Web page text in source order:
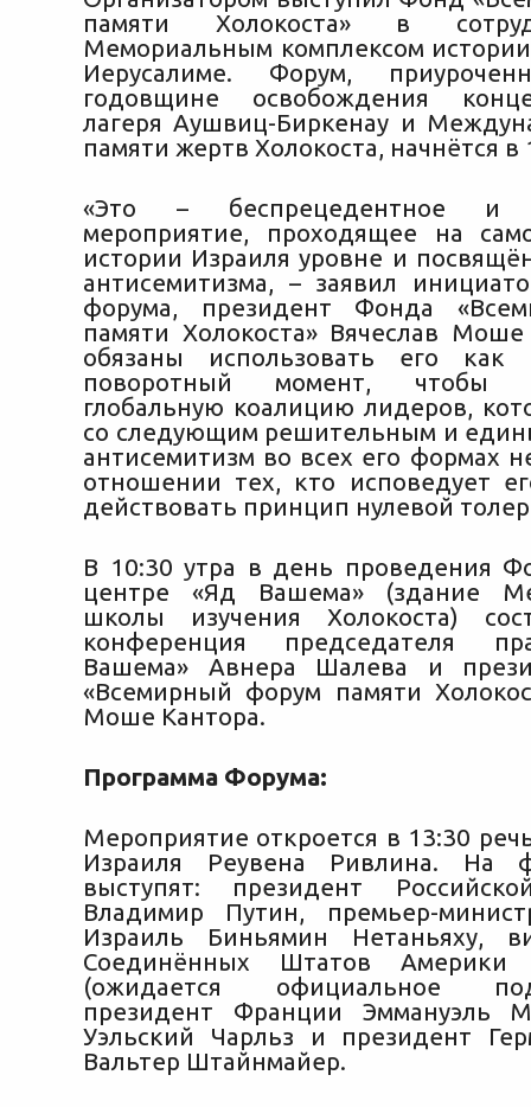
памяти Холокоста» в
Мемориальным комплексом
Иерусалиме. Форум,
годовщине освобождения
лагеря Аушвиц-Биркенау и
памяти жертв Холокоста, начнётся в
«Это – беспрецедентное и
мероприятие, проходящее на
истории Израиля уровне и
антисемитизма, – заявил
форума, президент Фонда
памяти Холокоста» Вячеслав
обязаны использовать его
поворотный момент, чтобы
глобальную коалицию лидеров,
со следующим решительным и
антисемитизм во всех его формах
отношении тех, кто исповедует
действовать принцип нулевой
В 10:30 утра в день проведения
центре «Яд Вашема» (здание
школы изучения Холокоста)
конференция председателя
Вашема» Авнера Шалева и
«Всемирный форум памяти
Моше Кантора.
Программа Форума:
Мероприятие откроется в 13:30
Израиля Реувена Ривлина. На
выступят: президент
Владимир Путин, премьер-
Израиль Биньямин Нетаньяху,
Соединённых Штатов
(ожидается официальное
президент Франции Эммануэль
Уэльский Чарльз и президент
Вальтер Штайнмайер.